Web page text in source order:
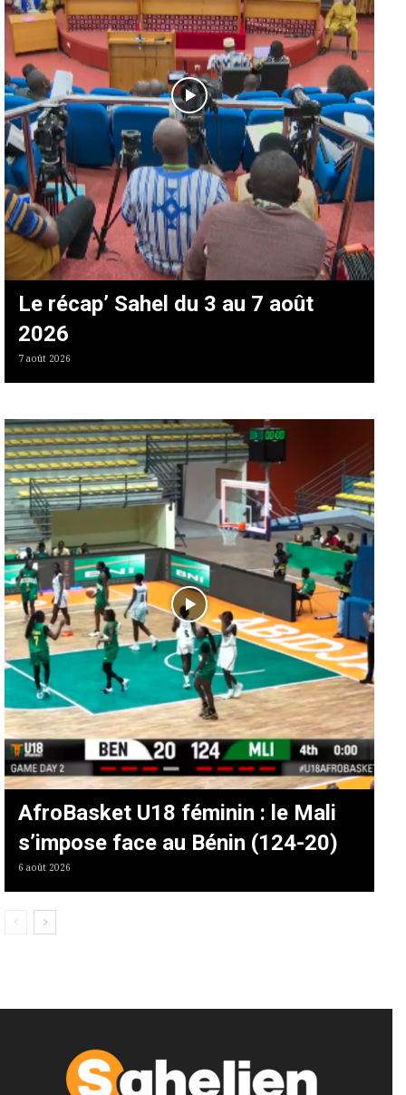
Le récap’ Sahel du 3 au 7 août
2026
7 août 2026
AfroBasket U18 féminin : le Mali
s’impose face au Bénin (124-20)
6 août 2026